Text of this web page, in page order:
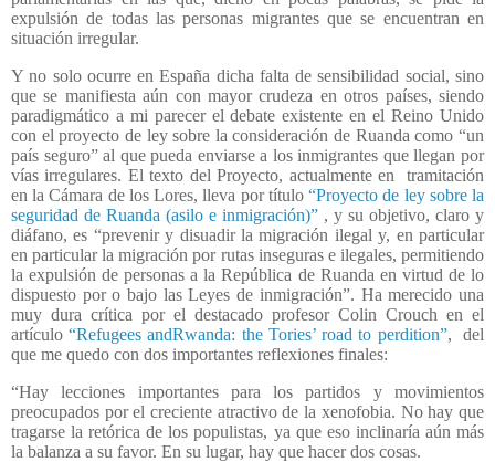
expulsión de todas las personas migrantes que se encuentran en
situación irregular.
Y no solo ocurre en España dicha falta de sensibilidad social, sino
que se manifiesta aún con mayor crudeza en otros países, siendo
paradigmático a mi parecer el debate existente en el Reino Unido
con el proyecto de ley sobre la consideración de Ruanda como “un
país seguro” al que pueda enviarse a los inmigrantes que llegan por
vías irregulares. El texto del Proyecto, actualmente en
tramitación
en la Cámara de los Lores, lleva por título“Proyecto de ley sobre la
seguridad de Ruanda (asilo e inmigración)” , y su objetivo, claro y
diáfano, es “prevenir y disuadir la migración ilegal y, en particular
en particular la migración por rutas inseguras e ilegales, permitiendo
la expulsión de personas a la República de Ruanda en virtud de lo
dispuesto por o bajo las Leyes de inmigración”. Ha merecido una
muy dura crítica por el destacado profesor Colin Crouch en el
artículo“Refugees andRwanda: the Tories’ road to perdition”,
del
que me quedo con dos importantes reflexiones finales:
“Hay lecciones importantes para los partidos y movimientos
preocupados por el creciente atractivo de la xenofobia. No hay que
tragarse la retórica de los populistas, ya que eso inclinaría aún más
la balanza a su favor. En su lugar, hay que hacer dos cosas.